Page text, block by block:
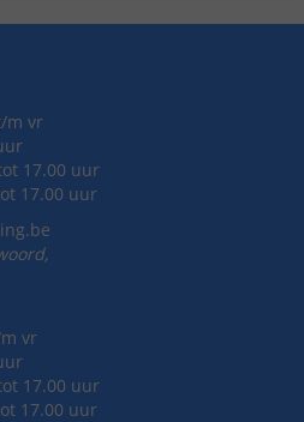
m vr
17.00 uur
17.00 uur
vr
17.00 uur
17.00 uur